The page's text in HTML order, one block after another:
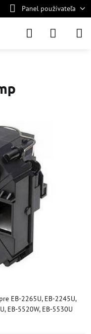
Panel používateľa
EB-2265U, EB-2245U,
EB-5520W, EB-5530U